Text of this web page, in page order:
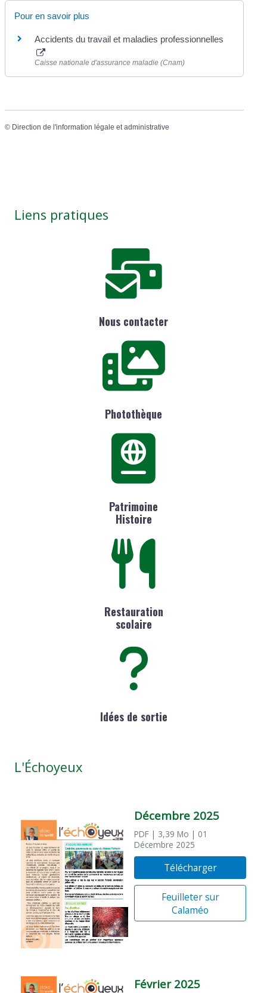
Pour en savoir plus
Accidents du travail et maladies professionnelles
Caisse nationale d'assurance maladie (Cnam)
© Direction de l'information légale et administrative
Liens pratiques
Nous contacter
Photothèque
Patrimoine
Histoire
Restauration
scolaire
Idées de sortie
L'Échoyeux
Décembre 2025
PDF | 3,39 Mo | 01
Décembre 2025
Télécharger
Feuilleter sur
Calaméo
Février 2025